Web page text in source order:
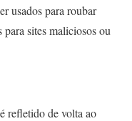
usados para roubar
sites maliciosos ou
refletido de volta ao